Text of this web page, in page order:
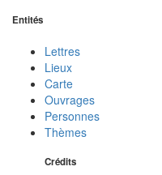
Entités
Lettres
Lieux
Carte
Ouvrages
Personnes
Thèmes
Crédits